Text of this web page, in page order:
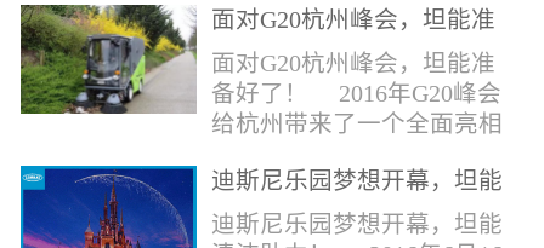
染，花岗石的种类根据石英,
同。清洁公司花岗石晶面处
理技术方案有如下要点：
一、清洁设备、工具石材翻
新机、石材晶面处理机、吸
水吸尘器、吹风机、花岗
石...
洋塑料垃圾对英国海洋生物
所带来的影响。他们发现至
少有30个海滩存在塑料污染
的情况。 该组织发动当地
动中，希望以此提高公众对
理想中，大海...
面对G20杭州峰会，坦能准
备好了！
面对G20杭州峰会，坦能准
备好了！ 2016年G20峰会
给杭州带来了一个全面亮相
球国际组织和世界人民检阅
的一次大考。多国元首齐聚
迪斯尼乐园梦想开幕，坦能
清洁助力！
迪斯尼乐园梦想开幕，坦能